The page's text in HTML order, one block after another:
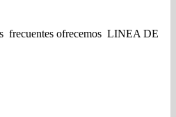
frecuentes ofrecemos LINEA DE